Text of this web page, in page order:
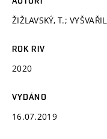
ŽIŽLAVSKÝ, T.;
ROK RIV
2020
VYDÁNO
16.07.2019